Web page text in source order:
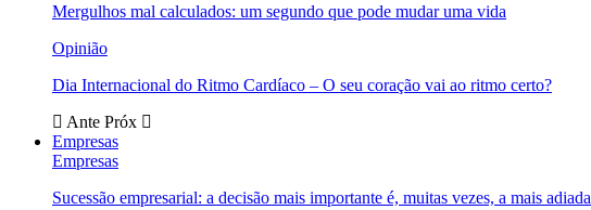
Mergulhos mal calculados: um segundo que pode mudar uma vida
Opinião
Dia Internacional do Ritmo Cardíaco – O seu coração vai ao ritmo certo?
Ante Próx
Empresas
Empresas
Sucessão empresarial: a decisão mais importante é, muitas vezes, a mais adiada